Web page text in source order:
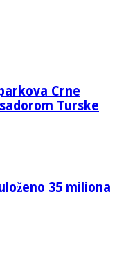
Crne
Turske
35 miliona